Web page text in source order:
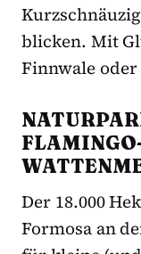
blicken. Mit
Finnwale oder
Der 18.000
Formosa an